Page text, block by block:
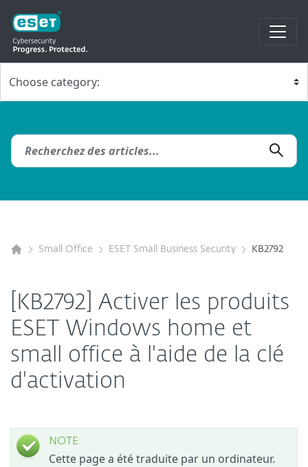
Small Office ESET Small Business Security KB2792
[KB2792] Activer les produits
ESET Windows home et
small office à l'aide de la clé
d'activation
NOTE:
Cette page a été traduite par un ordinateur.